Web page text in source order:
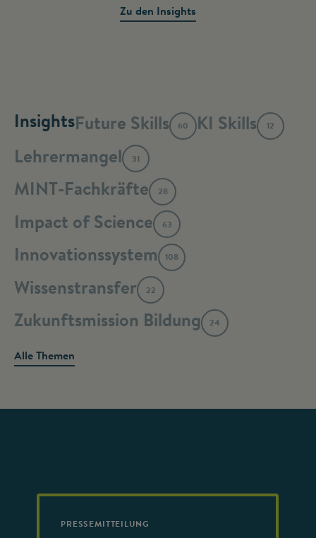
Zu den Insights
InsightsFuture Skills 60 KI Skills 12
Lehrermangel 31
MINT-Fachkräfte 28
Impact of Science 63
Innovationssystem 108
Wissenstransfer 22
Zukunftsmission Bildung 24
Alle Themen
PRESSEMITTEILUNG